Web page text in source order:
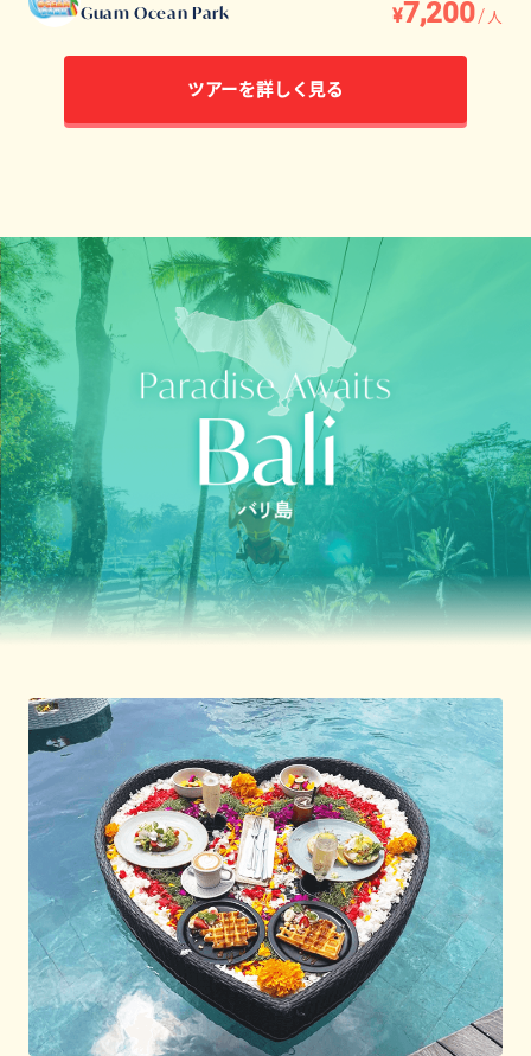
Guam Ocean Park ¥7,200/ 人
ツアーを詳しく見る